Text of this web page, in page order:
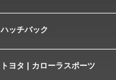
ハッチバック
トヨタ | カローラスポーツ